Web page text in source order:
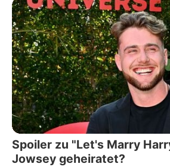
Spoiler zu "Let's Marry
Jowsey geheiratet?